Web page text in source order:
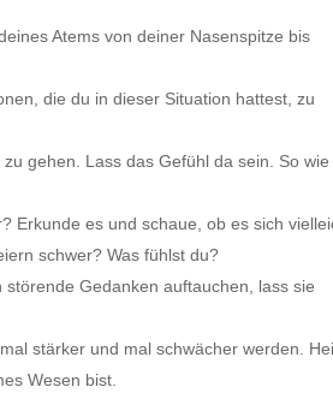
Atems von deiner Nasenspitze bis
die du in dieser Situation hattest, zu
gehen. Lass das Gefühl da sein. So wie
Erkunde es und schaue, ob es sich
schwer? Was fühlst du?
Gedanken auftauchen, lass sie
stärker und mal schwächer werden.
Wesen bist.